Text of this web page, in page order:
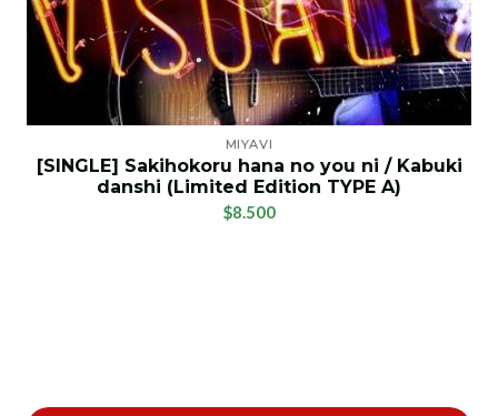
MIYAVI
[SINGLE] Sakihokoru hana no you ni / Kabuki
danshi (Limited Edition TYPE A)
$8.500